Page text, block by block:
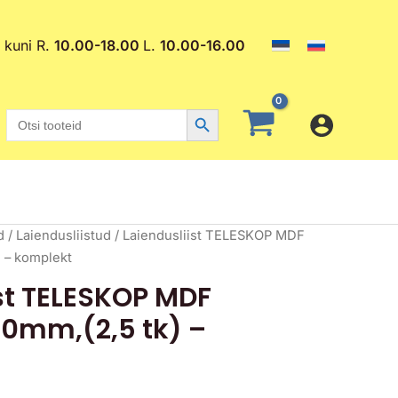
kuni R. 10.00-18.00 L. 10.00-16.00
Search
for:
Search Button
/ Laiendusliistud / Laiendusliist TELESKOP MDF
komplekt
MDF
tk) –